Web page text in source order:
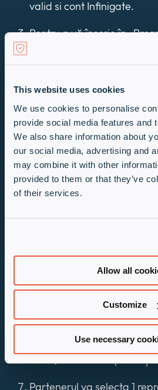
This website uses cookies
We use cookies to personalise
provide social media features and
We also share information about
our social media, advertising and
may combine it with other
provided to them or that they’ve
of their services.
Allow all
Customize
Use necessary
valid si cont Infinigate.
Pentru a vă înscrie în
completați formularul de
a fi eligibil participării la
oportunitățile Juniper care
condiții.
Prin înscrierea în
participant acceptă să
și condiții” și deciziile
definitive și obligatorii în
legate de „Program”.
acești Termeni și condiții.
Premiul acordat în cadrul
constă în 2 nopți la
Networks din Marrakech.
și băuturi incluse /
Premiile, selectate prin
fi acordate pentru 2 locuri
client) în cadrul experienței
Partenerul va selecta 1